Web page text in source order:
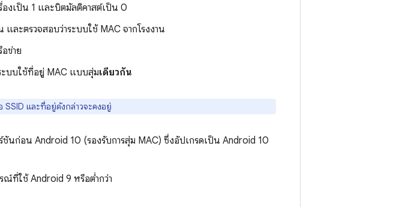
องเป็น 1 และบิตมัลติคาสต์เป็น 0
ละตรวจสอบว่าระบบใช้ MAC จากโรงงาน
ข่าย
ะบบใช้ที่อยู่ MAC แบบสุ่มเดียวกัน
และที่อยู่ดังกล่าวจะคงอยู่
นก่อน Android 10 (รองรับการสุ่ม MAC) ซึ่งอัปเกรดเป็น Android 10
ณ์ที่ใช้ Android 9 หรือต่ำกว่า